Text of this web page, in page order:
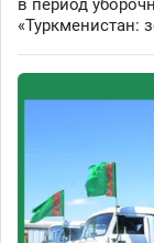
в период
«Туркменистан: